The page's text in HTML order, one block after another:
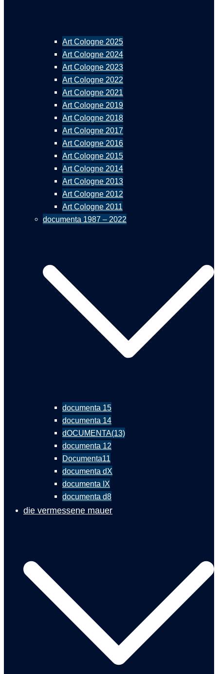
Art Cologne 2025
Art Cologne 2024
Art Cologne 2023
Art Cologne 2022
Art Cologne 2021
Art Cologne 2019
Art Cologne 2018
Art Cologne 2017
Art Cologne 2016
Art Cologne 2015
Art Cologne 2014
Art Cologne 2013
Art Cologne 2012
Art Cologne 2011
documenta 1987 – 2022
documenta 15
documenta 14
dOCUMENTA(13)
documenta 12
Documenta11
documenta dX
documenta IX
documenta d8
die vermessene mauer